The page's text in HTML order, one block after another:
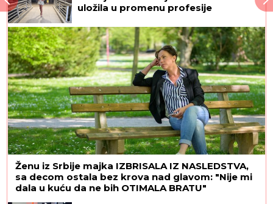
"UZNEMIREN SAM, BRAT MI JE OKRUŽEN
POŽARIMA"Darko Tanasijević očajan zbog loše
situacije u Deliblatskoj peščari: "SVI SU
EVAKUISANI", otkrio koje informacije ima
Poznati kardiohirurg otkrio "tihog
ubicu" koji nije zaveden kao bolest, a
polako nas uništava: "Ovo je
NAJOPASNIJE za naše zdravlje"
MNOGE OD OVIH PESAMA